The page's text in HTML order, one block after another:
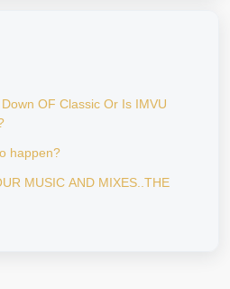
OF Classic Or Is IMVU
happen?
MUSIC AND MIXES..THE